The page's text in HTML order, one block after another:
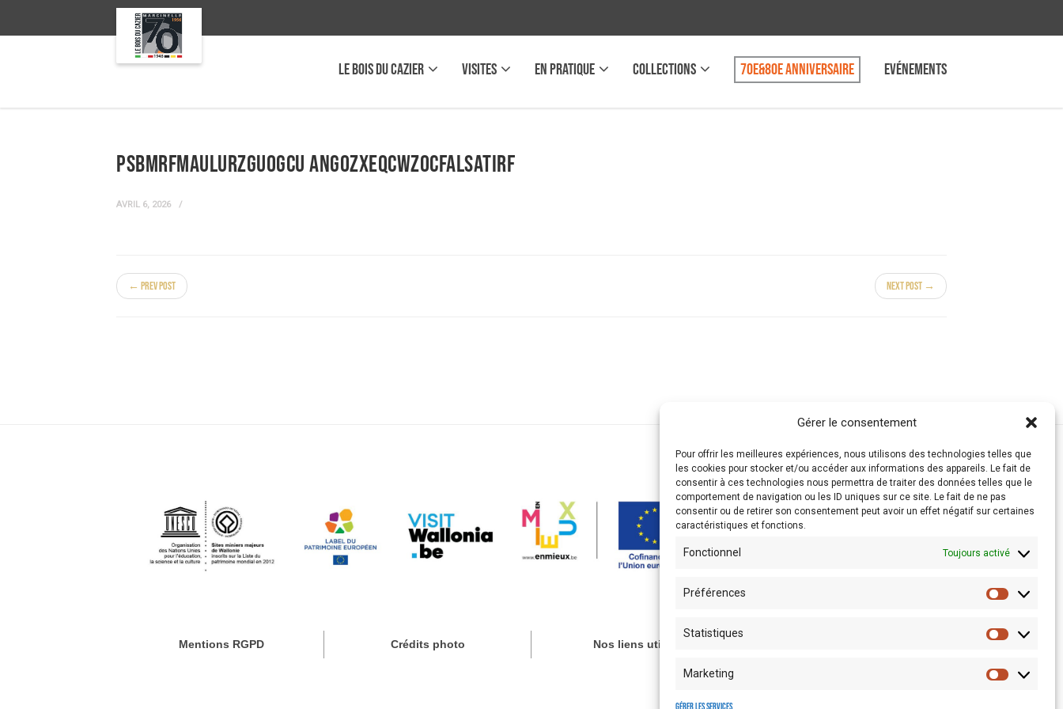
Gérer le consentement
Pour offrir les meilleures expériences, nous utilisons des technologies telles que
les cookies pour stocker et/ou accéder aux informations des appareils. Le fait de
consentir à ces technologies nous permettra de traiter des données telles que le
comportement de navigation ou les ID uniques sur ce site. Le fait de ne pas
consentir ou de retirer son consentement peut avoir un effet négatif sur certaines
caractéristiques et fonctions.
Fonctionnel Toujours activé
Préférences
Statistiques
Marketing
LE BOIS DU CAZIER VISITES EN PRATIQUE COLLECTIONS 70e&80e anniversaire Evénements
psBMRfMAuluRZGuoGcU aNGOZxEqcWZOCfAlSaTIRf
AVRIL 6, 2026
← Prev Post Next Post →
Mentions RGPD Crédits photo Nos liens utiles